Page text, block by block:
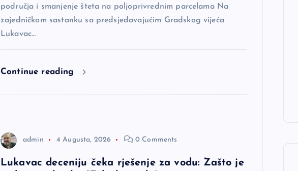
područja i smanjenje šteta na poljoprivrednim parcelama Na
zajedničkom sastanku sa predsjedavajućim Gradskog vijeća
Lukavac…
Continue reading
admin 4 Augusta, 2026 0 Comments
Lukavac deceniju čeka rješenje za vodu: Zašto je